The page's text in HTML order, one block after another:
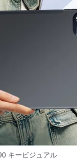
キービジュアル